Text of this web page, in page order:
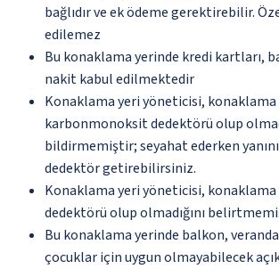
bağlıdır ve ek ödeme gerektirebilir.
edilemez
Bu konaklama yerinde kredi kartları,
nakit kabul edilmektedir
Konaklama yeri yöneticisi, konaklama
karbonmonoksit dedektörü olup
bildirmemiştir; seyahat ederken
dedektör getirebilirsiniz.
Konaklama yeri yöneticisi,
dedektörü olup olmadığını
Bu konaklama yerinde balkon,
çocuklar için uygun olmayabilecek